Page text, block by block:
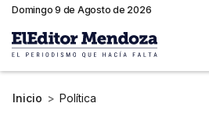
Domingo 9 de Agosto de 2026
Inicio > Política